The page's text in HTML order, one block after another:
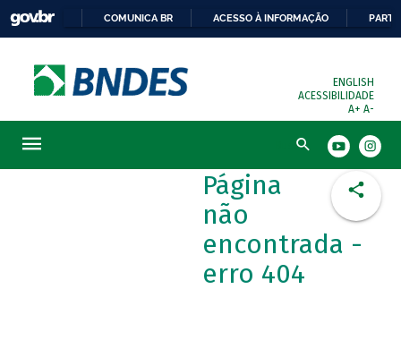
COMUNICA BR ACESSO À INFORMAÇÃO
ENGLISH
ACESSIBILIDADE
A+ A-
Busca
Página
não
encontrada -
erro 404